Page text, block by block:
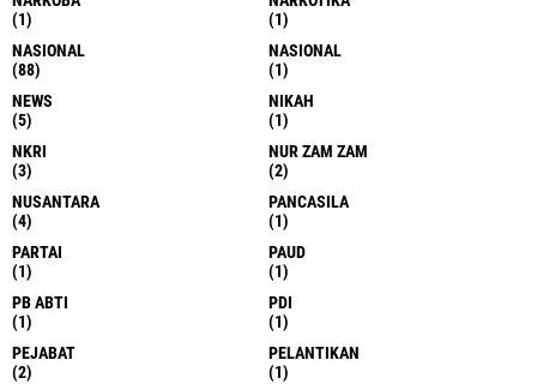
(1)
(1)
NASIONAL
(88)
NASIONAL
(1)
NEWS
(5)
NIKAH
(1)
NKRI
(3)
NUR ZAM ZAM
(2)
NUSANTARA
(4)
PANCASILA
(1)
PARTAI
(1)
PAUD
(1)
PB ABTI
(1)
PDI
(1)
PEJABAT
(2)
PELANTIKAN
(1)